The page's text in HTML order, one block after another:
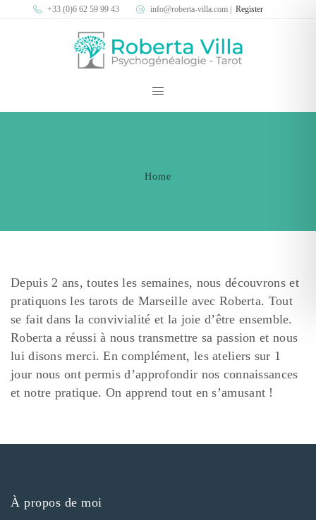
+33 (0)6 62 59 99 43 info@roberta-villa.com| Register
Home
Depuis 2 ans, toutes les semaines, nous découvrons et
pratiquons les tarots de Marseille avec Roberta. Tout
se fait dans la convivialité et la joie d’être ensemble.
Roberta a réussi à nous transmettre sa passion et nous
lui disons merci. En complément, les ateliers sur 1
jour nous ont permis d’approfondir nos connaissances
et notre pratique. On apprend tout en s’amusant !
À propos de moi